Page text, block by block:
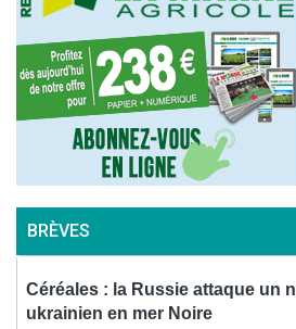
BRÈVES
Céréales : la Russie attaque un
ukrainien en mer Noire